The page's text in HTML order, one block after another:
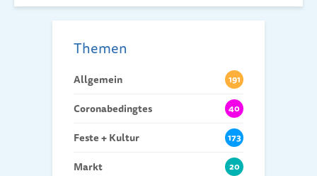
Themen
Allgemein 191
Coronabedingtes 40
Feste + Kultur 173
Markt 20